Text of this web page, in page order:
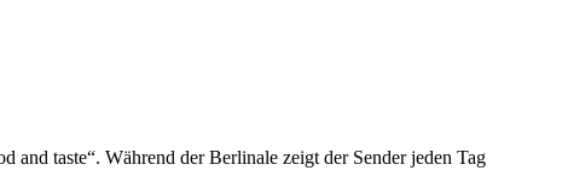
taste“. Während der Berlinale zeigt der Sender jeden Tag